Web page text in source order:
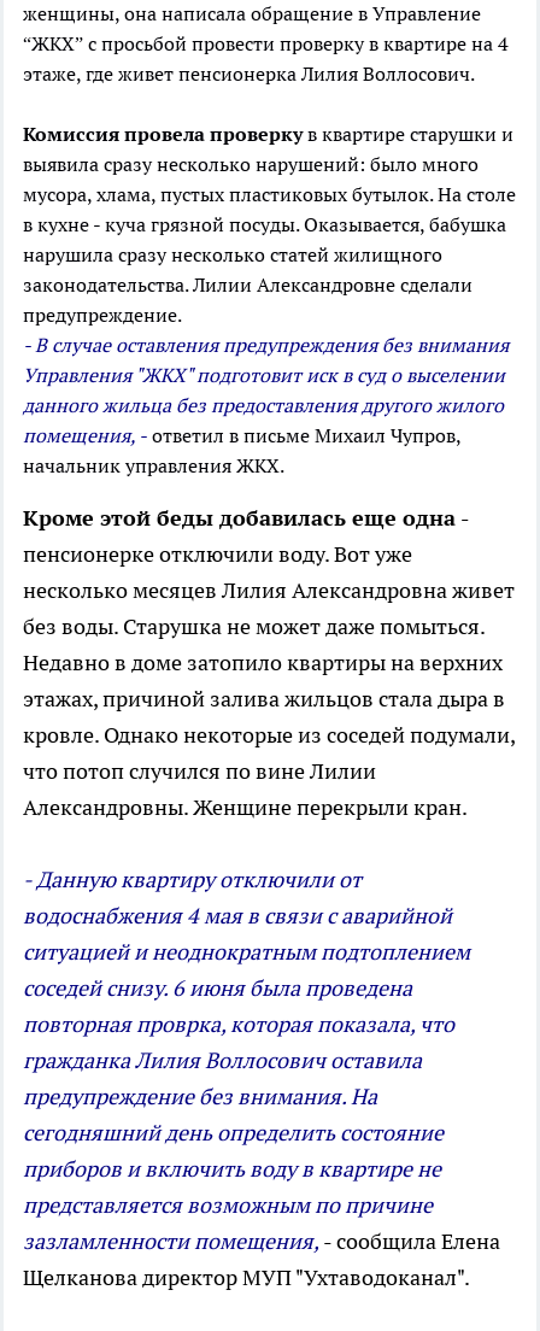
женщины, она написала обращение в Управление
“ЖКХ” с просьбой провести проверку в квартире на 4
этаже, где живет пенсионерка Лилия Воллосович.
Комиссия провела проверкув квартире старушки и
выявила сразу несколько нарушений: было много
мусора, хлама, пустых пластиковых бутылок. На столе
в кухне - куча грязной посуды. Оказывается, бабушка
нарушила сразу несколько статей жилищного
законодательства. Лилии Александровне сделали
предупреждение.
- В случае оставления предупреждения без внимания
Управления "ЖКХ" подготовит иск в суд о выселении
данного жильца без предоставления другого жилого
помещения, - ответил в письме Михаил Чупров,
начальник управления ЖКХ.
Кроме этой беды добавилась еще одна -
пенсионерке отключили воду. Вот уже
несколько месяцев Лилия Александровна живет
без воды. Старушка не может даже помыться.
Недавно в доме затопило квартиры на верхних
этажах, причиной залива жильцов стала дыра в
кровле. Однако некоторые из соседей подумали,
что потоп случился по вине Лилии
Александровны. Женщине перекрыли кран.
- Данную квартиру отключили от
водоснабжения 4 мая в связи с аварийной
ситуацией и неоднократным подтоплением
соседей снизу. 6 июня была проведена
повторная проврка, которая показала, что
гражданка Лилия Воллосович оставила
предупреждение без внимания. На
сегодняшний день определить состояние
приборов и включить воду в квартире не
представляется возможным по причине
зазламленности помещения, - сообщила Елена
Щелканова директор МУП "Ухтаводоканал".